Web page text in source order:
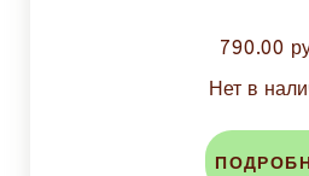
790.00
Нет в